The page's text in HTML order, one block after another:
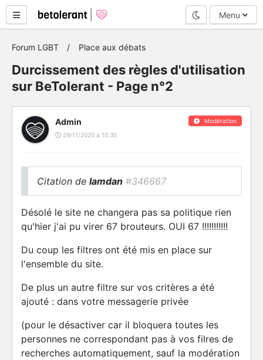
Mode nuit
Menu
Forum LGBT Place aux débats
Durcissement des règles d'utilisation
sur BeTolerant - Page n°2
Modération
Admin
29/11/2020 à 10:30
Citation de Iamdan #346667
Désolé le site ne changera pas sa politique rien
qu'hier j'ai pu virer 67 brouteurs. OUI 67 !!!!!!!!!!!
Du coup les filtres ont été mis en place sur
l'ensemble du site.
De plus un autre filtre sur vos critères a été
ajouté : dans votre messagerie privée
(pour le désactiver car il bloquera toutes les
personnes ne correspondant pas à vos filres de
recherches automatiquement, sauf la modération